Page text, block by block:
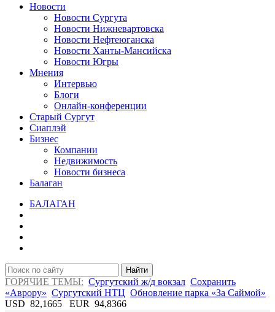
Новости
Новости Сургута
Новости Нижневартовска
Новости Нефтеюганска
Новости Ханты-Мансийска
Новости Югры
Мнения
Интервью
Блоги
Онлайн-конференции
Старый Сургут
Сиаплэй
Бизнес
Компании
Недвижимость
Новости бизнеса
Балаган
БАЛАГАН
Найти
ГОРЯЧИЕ ТЕМЫ: Сургутский ж/д вокзал Сохранить
«Аврору» Сургутский НТЦ Обновление парка «За Саймой»
USD 82,1665 EUR 94,8366